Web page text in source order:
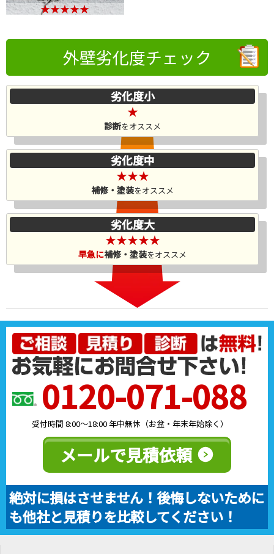
★★★★★
外壁劣化度チェック
劣化度小
★
診断をオススメ
劣化度中
★★★
補修・塗装をオススメ
劣化度大
★★★★★
早急に補修・塗装をオススメ
0120-071-088
受付時間 8:00～18:00 年中無休（お盆・年末年始除く）
メールで見積依頼
絶対に損はさせません！後悔しないために
も他社と見積りを比較してください！